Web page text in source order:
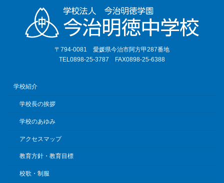
〒794-0081 愛媛県今治市阿方甲287番地
TEL0898-25-3787 FAX0898-25-6388
学校紹介
学校長の挨拶
学校のあゆみ
アクセスマップ
教育方針・教育目標
校歌・制服